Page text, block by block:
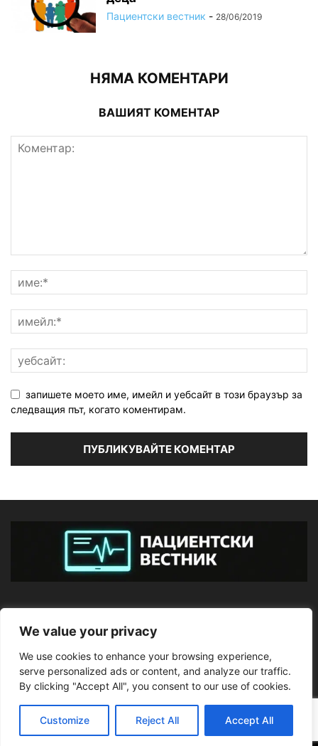
We value your privacy
We use cookies to enhance your browsing experience,
serve personalized ads or content, and analyze our traffic.
By clicking "Accept All", you consent to our use of cookies.
Customize Reject All Accept All
Пациентски вестник - 28/06/2019
НЯМА КОМЕНТАРИ
ВАШИЯТ КОМЕНТАР
запишете моето име, имейл и уебсайт в този браузър за
следващия път, когато коментирам.
ПОСЛЕДВАЙТЕ НИ